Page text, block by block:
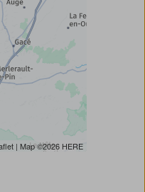
| Map ©2026 HERE